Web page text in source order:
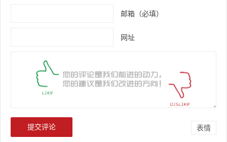
邮箱（必填）
网址
表情